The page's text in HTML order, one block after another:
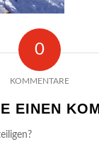
0
KOMMENTARE
EINEN